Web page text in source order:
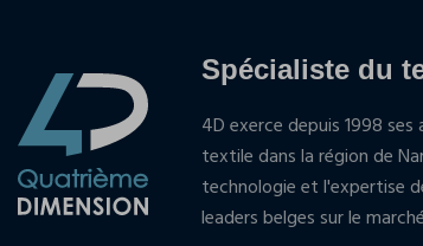
Spécialiste du
4D exerce depuis 1998
textile dans la région de
technologie et l'expertise
leaders belges sur le